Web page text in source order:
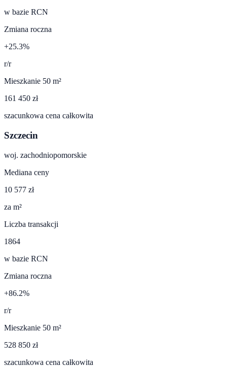
w bazie RCN
Zmiana roczna
+25.3%
r/r
Mieszkanie 50 m²
161 450 zł
szacunkowa cena całkowita
Szczecin
woj. zachodniopomorskie
Mediana ceny
10 577 zł
za m²
Liczba transakcji
1864
w bazie RCN
Zmiana roczna
+86.2%
r/r
Mieszkanie 50 m²
528 850 zł
szacunkowa cena całkowita